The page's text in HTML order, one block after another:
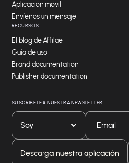
Aplicación móvil
Envíenos un mensaje
RECURSOS
El blog de Affilae
Guía de uso
Brand documentation
Publisher documentation
SUSCRÍBETE A NUESTRA NEWSLETTER
Soy
Descarga nuestra aplicación